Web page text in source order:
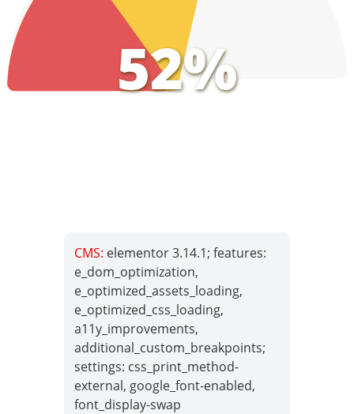
52%
CMS: elementor 3.14.1; features:
e_dom_optimization,
e_optimized_assets_loading,
e_optimized_css_loading,
a11y_improvements,
additional_custom_breakpoints;
settings: css_print_method-
external, google_font-enabled,
font_display-swap